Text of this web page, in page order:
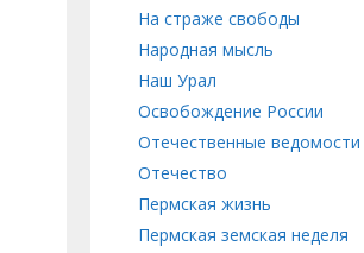
На страже свободы
Народная мысль
Наш Урал
Освобождение России
Отечественные ведомости
Отечество
Пермская жизнь
Пермская земская неделя